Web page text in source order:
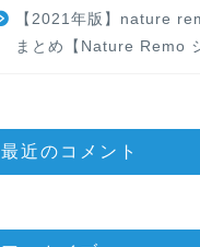
【2021年版】nature
まとめ【Nature Remo
最近のコメント